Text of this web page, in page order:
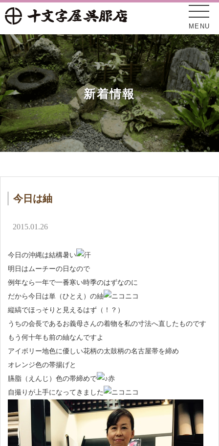
MENU
新着情報
十文字屋について
オンラインショップ
アクセス
新着情報
今日は紬
2015.01.26
今日の沖縄は結構暑い
明日はムーチーの日なので
例年なら一年で一番寒い時季のはずなのに
だから今日は単（ひとえ）の紬
縦縞でほっそりと見えるはず（！？）
うちの会長であるお義母さんの着物を私の寸法へ直したものです
もう何十年も前の紬なんですよ
アイボリー地色に優しい花柄の太鼓柄の名古屋帯を締め
オレンジ色の帯揚げと
臙脂（えんじ）色の帯締めで
自撮りが上手になってきました